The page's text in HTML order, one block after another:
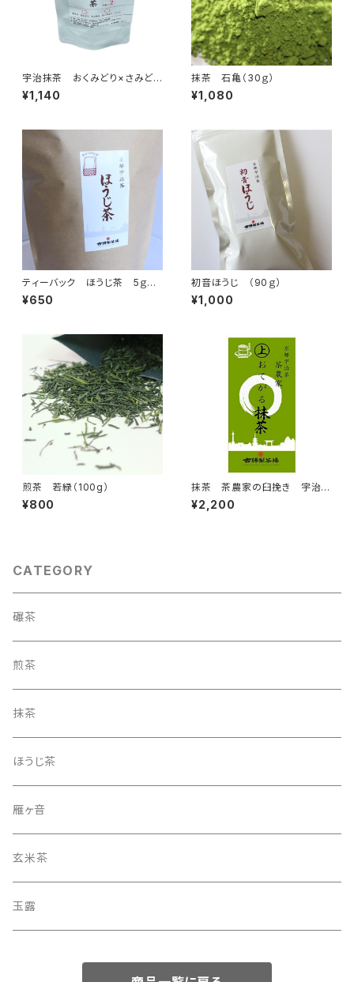
宇治抹茶 おくみどり×さみどり
（30ｇ）抹茶100％（国産10
0％・無添加・無香料・無着色）
抹茶ラテに 定価1140円 内
容量：30ｇ入（京都宇治茶 古
勝製茶場） 合組02
¥1,140
抹茶 石亀（30ｇ）
¥1,080
ティーバック ほうじ茶 5ｇ×5
5パック
¥650
初音ほうじ （90ｇ）
¥1,000
煎茶 若緑（100g）
¥800
抹茶 茶農家の臼挽き 宇治抹
茶 上おてがる抹茶 100ｇ
¥2,200
CATEGORY
碾茶
煎茶
抹茶
ほうじ茶
雁ヶ音
玄米茶
玉露